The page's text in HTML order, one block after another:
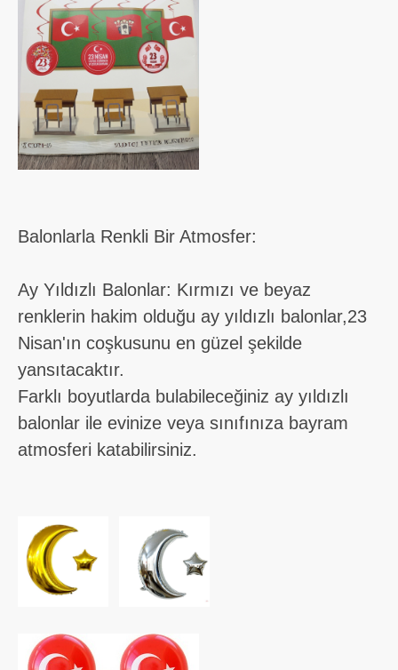
Balonlarla Renkli Bir Atmosfer:
Ay Yıldızlı Balonlar: Kırmızı ve beyaz
renklerin hakim olduğu ay yıldızlı balonlar,23
Nisan'ın coşkusunu en güzel şekilde
yansıtacaktır.
Farklı boyutlarda bulabileceğiniz ay yıldızlı
balonlar ile evinize veya sınıfınıza bayram
atmosferi katabilirsiniz.